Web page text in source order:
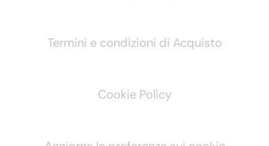
Termini e condizioni di Acquisto
Cookie Policy